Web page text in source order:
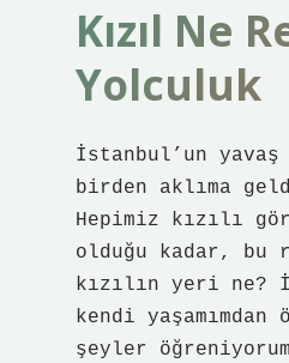
Kızıl Ne
Yolculuk
İstanbul’un
birden aklıma
Hepimiz kızılı
olduğu kadar, bu
kızılın yeri ne?
kendi
şeyler